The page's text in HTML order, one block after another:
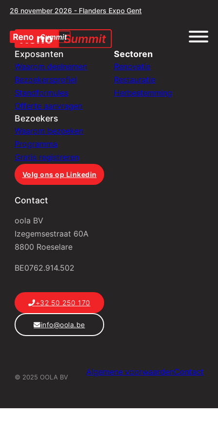
26 november 2026 - Flanders Expo Gent
Exposanten
Waarom deelnemen
Bezoekersprofiel
Standformules
Offerte aanvragen
Bezoekers
Waarom bezoeken
Programma
Gratis registreren
Volg ons op Linkedin
Sectoren
Renovatie
Restauratie
Herbestemming
Contact
oola BV
Izegemsestraat 60A
8800 Roeselare
BE0762.914.502
+32 50 250 170
info@oola.be
© 2025 OOLA BV
Algemene voorwaardenContact